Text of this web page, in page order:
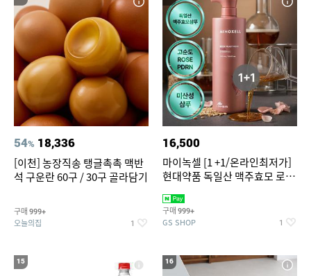
54% 18,336
[이천] 농장직송 탱글촉촉 맥반
석 구운란 60구 / 30구 골라담기
구매 999+
오늘의집 1
16,500
마이녹셀 [1 +1/온라인최저가]
현대약품 독일산 맥주효모 로즈
1000ml (정가 100,000원)
구매 999+
GS SHOP 1
15 16